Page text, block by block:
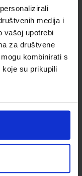
medija i
vašoj upotrebi
za društvene
kombinirati s
su prikupili
i raster papirom za